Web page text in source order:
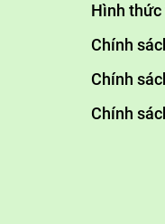
Hình
Chính
Chính
Chính